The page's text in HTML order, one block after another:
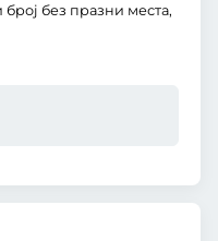
без празни места,